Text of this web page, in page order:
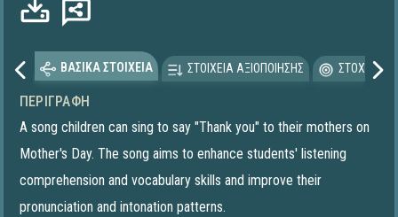
ΒΑΣΙΚΑ ΣΤΟΙΧΕΙΑ ΣΤΟΙΧΕΙΑ ΑΞΙΟΠΟΙΗΣΗΣ
ΠΕΡΙΓΡΑΦΉ
A song children can sing to say "Thank you" to their mothers on
Mother's Day. The song aims to enhance students' listening
comprehension and vocabulary skills and improve their
pronunciation and intonation patterns.